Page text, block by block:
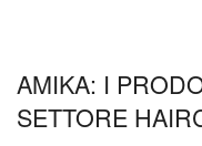
AMIKA: I
SETTORE